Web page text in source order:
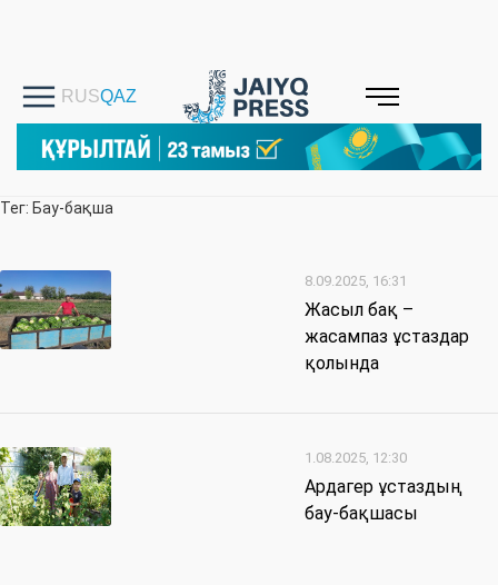
Тег: Бау-бақша
8.09.2025, 16:31
Жасыл бақ –
жасампаз ұстаздар
қолында
1.08.2025, 12:30
Ардагер ұстаздың
бау-бақшасы